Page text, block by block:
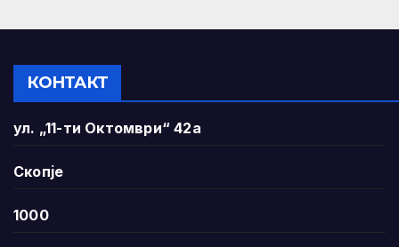
КОНТАКТ
ул. „11-ти Октомври“ 42а
Скопје
1000